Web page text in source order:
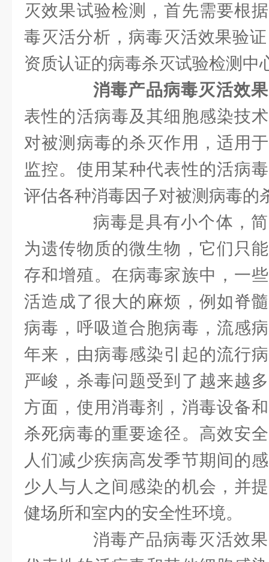
灭效果试验检测，首先需要根
毒灭活分析，病毒灭活效果验
资质认证的病毒杀灭试验检测中
消毒产品病毒灭活效果
表性的活病毒及其细胞感染技
对被测病毒的杀灭作用，适用
监控。使用某种代表性的活病
评估各种消毒因子对被测病毒的
病毒是具有小个体，简
为遗传物质的微生物，它们只
存和增殖。在病毒家族中，一
活造成了很大的麻烦，例如脊
病毒，呼吸道合胞病毒，流感
年来，由病毒感染引起的流行
严峻，杀毒问题受到了越来越
方面，使用消毒剂，消毒设备
杀死病毒的重要途径。高效安
人们减少疾病高发季节期间的
少人与人之间感染的机会，并
健场所和室内的安全性环境。
消毒产品病毒灭活效果